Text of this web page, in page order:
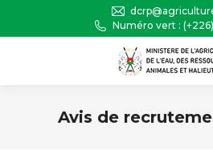
Numéro vert : (+226)
Avis de